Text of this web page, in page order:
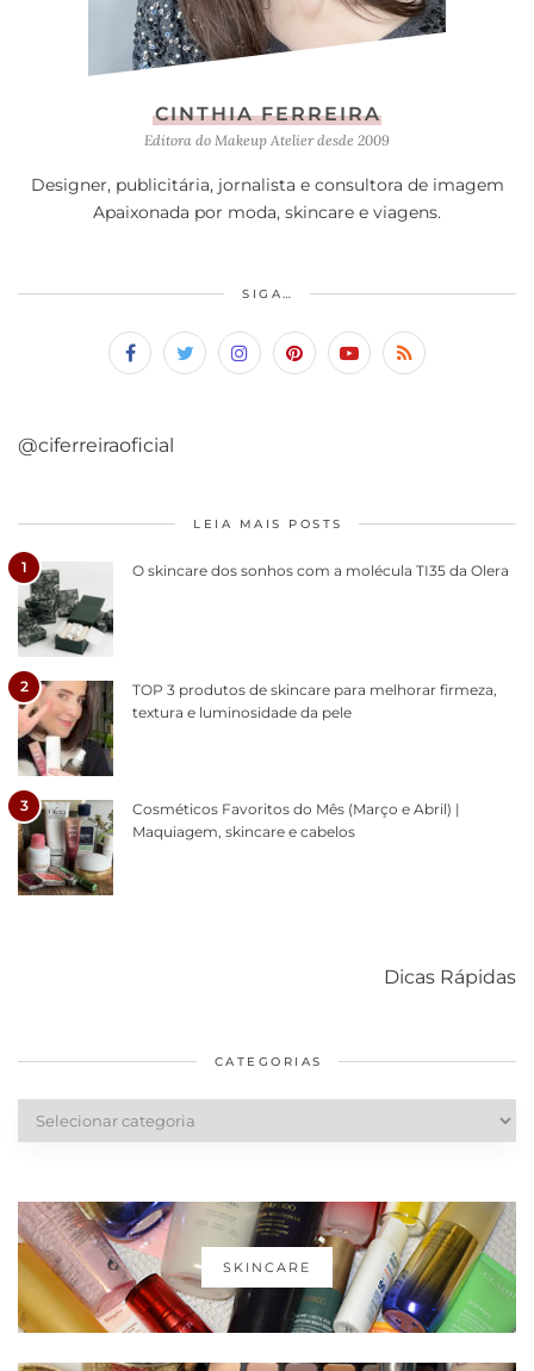
CINTHIA FERREIRA
Editora do Makeup Atelier desde 2009
Designer, publicitária, jornalista e consultora de imagem
Apaixonada por moda, skincare e viagens.
SIGA…
@ciferreiraoficial
LEIA MAIS POSTS
1 O skincare dos sonhos com a molécula TI35 da Olera
2
TOP 3 produtos de skincare para melhorar firmeza,
textura e luminosidade da pele
3
Cosméticos Favoritos do Mês (Março e Abril) |
Maquiagem, skincare e cabelos
Dicas Rápidas
diários
cabelos
CATEGORIAS
Categorias
SKINCARE